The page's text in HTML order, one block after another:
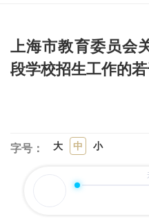
上海市教育委员会
段学校招生工作的
字号： 大 中 小